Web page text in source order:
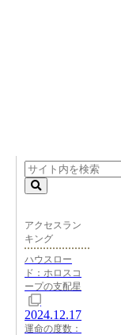
アクセスラン
キング
ハウスロー
ド：ホロスコ
ープの支配星
2024.12.17
運命の度数：